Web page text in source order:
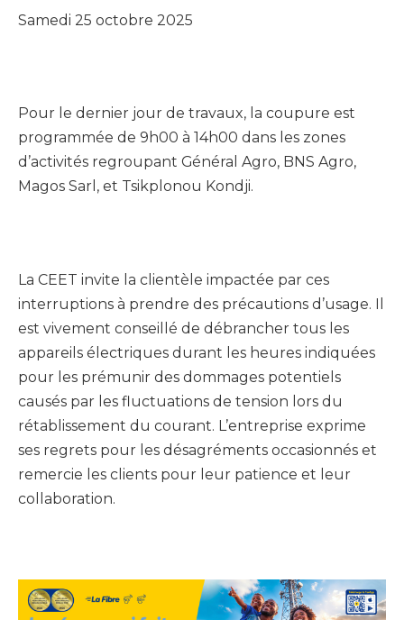
Samedi 25 octobre 2025
Pour le dernier jour de travaux, la coupure est
programmée de 9h00 à 14h00 dans les zones
d’activités regroupant Général Agro, BNS Agro,
Magos Sarl, et Tsikplonou Kondji.
La CEET invite la clientèle impactée par ces
interruptions à prendre des précautions d’usage. Il
est vivement conseillé de débrancher tous les
appareils électriques durant les heures indiquées
pour les prémunir des dommages potentiels
causés par les fluctuations de tension lors du
rétablissement du courant. L’entreprise exprime
ses regrets pour les désagréments occasionnés et
remercie les clients pour leur patience et leur
collaboration.